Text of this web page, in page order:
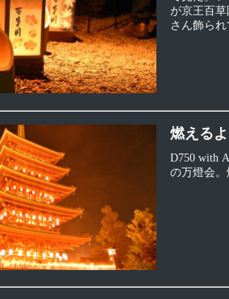
が京王百
さん飾ら
燃える
D750 with
の万燈会